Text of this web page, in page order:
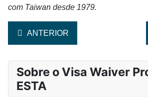
com Taiwan desde 1979.
ARTIGO ANTERIOR: SE TIVER
ANTERIOR
Sobre o Visa Waiver
ESTA